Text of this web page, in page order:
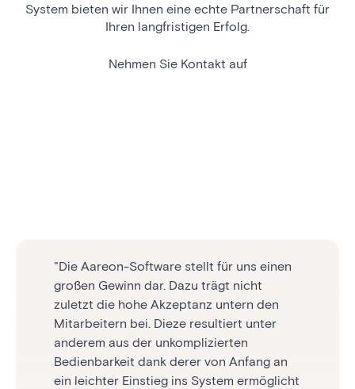
System bieten wir Ihnen eine echte Partnerschaft für
Ihren langfristigen Erfolg.
Nehmen Sie Kontakt auf
“Wir haben uns für Aareon entschieden,
weil wir genaus das bekommen, was wir
brauchen: Ein modernes ERP-System, das
sich nathlos in das idigitale ökosytem
einfindet. So können wir sämtlichte
Prozesse von Anfang bis Ende abbilden -
"Die Aareon-Software stellt für uns einen
großen Gewinn dar. Dazu trägt nicht
zuletzt die hohe Akzeptanz untern den
Mitarbeitern bei. Dieze resultiert unter
anderem aus der unkomplizierten
Bedienbarkeit dank derer von Anfang an
ein leichter Einstieg ins System ermöglicht